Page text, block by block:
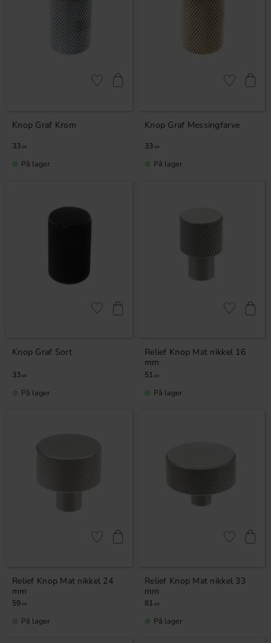
Knop Graf Krom
33 KR
Gem som favorit
På lager
Knop Graf Messingfarve
33 KR
Gem som
På lager
Knop Graf Sort
33 KR
Gem som favorit
På lager
Relief Knop Mat nikkel 16
mm
51 KR
Gem som
På lager
Relief Knop Mat nikkel 24
mm
59 KR
Gem som favorit
På lager
Relief Knop Mat nikkel 33
mm
81 KR
Gem som
På lager